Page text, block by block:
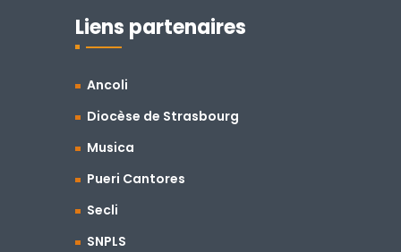
Liens partenaires
Ancoli
Diocèse de Strasbourg
Musica
Pueri Cantores
Secli
SNPLS